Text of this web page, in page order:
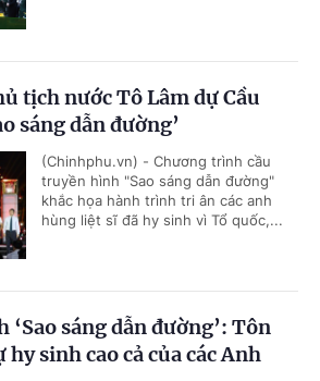
tịch nước Tô Lâm dự Cầu
sáng dẫn đường’
(Chinhphu.vn) - Chương trình cầu
truyền hình "Sao sáng dẫn đường"
khắc họa hành trình tri ân các anh
hùng liệt sĩ đã hy sinh vì Tổ quốc,...
sáng dẫn đường’: Tôn
sinh cao cả của các Anh